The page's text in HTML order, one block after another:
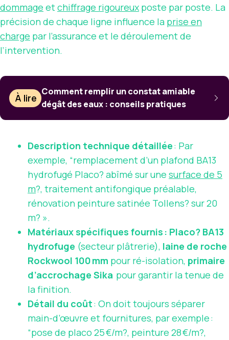
dommage etchiffrage rigoureux poste par poste. La
précision de chaque ligne influence la prise en
charge par l’assurance et le déroulement de
l’intervention.
À lire
Comment remplir un constat amiable
dégât des eaux : conseils pratiques
Description technique détaillée: Par
exemple, “remplacement d’un plafond BA13
hydrofugé Placo? abîmé sur une surface de 5
m?, traitement antifongique préalable,
rénovation peinture satinée Tollens? sur 20
m? ».
Matériaux spécifiques fournis : Placo? BA13
hydrofuge (secteur plâtrerie), laine de roche
Rockwool 100 mm pour ré-isolation, primaire
d’accrochage Sika pour garantir la tenue de
la finition.
Détail du coût: On doit toujours séparer
main-d’œuvre et fournitures, par exemple :
“pose de placo 25 €/m?, peinture 28 €/m?,